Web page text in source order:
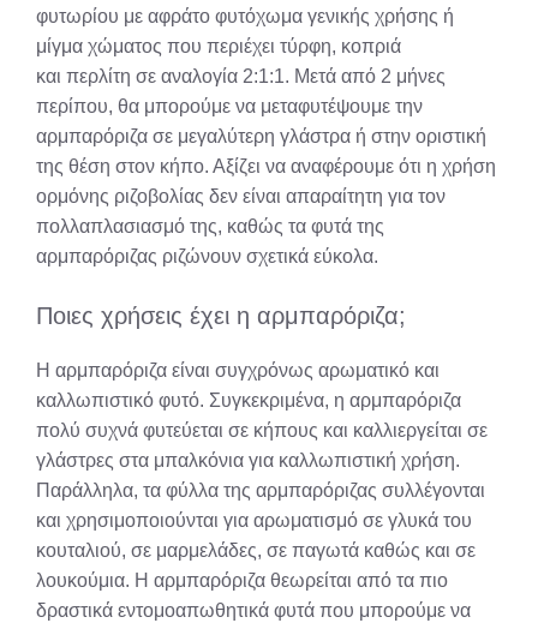
φυτωρίου με αφράτο φυτόχωμα γενικής χρήσης ή
μίγμα χώματος που περιέχει τύρφη, κοπριά
και περλίτη σε αναλογία 2:1:1. Μετά από 2 μήνες
περίπου, θα μπορούμε να μεταφυτέψουμε την
αρμπαρόριζα σε μεγαλύτερη γλάστρα ή στην οριστική
της θέση στον κήπο. Αξίζει να αναφέρουμε ότι η χρήση
ορμόνης ριζοβολίας δεν είναι απαραίτητη για τον
πολλαπλασιασμό της, καθώς τα φυτά της
αρμπαρόριζας ριζώνουν σχετικά εύκολα.
Ποιες χρήσεις έχει η αρμπαρόριζα;
Η αρμπαρόριζα είναι συγχρόνως αρωματικό και
καλλωπιστικό φυτό. Συγκεκριμένα, η αρμπαρόριζα
πολύ συχνά φυτεύεται σε κήπους και καλλιεργείται σε
γλάστρες στα μπαλκόνια για καλλωπιστική χρήση.
Παράλληλα, τα φύλλα της αρμπαρόριζας συλλέγονται
και χρησιμοποιούνται για αρωματισμό σε γλυκά του
κουταλιού, σε μαρμελάδες, σε παγωτά καθώς και σε
λουκούμια. Η αρμπαρόριζα θεωρείται από τα πιο
δραστικά εντομοαπωθητικά φυτά που μπορούμε να